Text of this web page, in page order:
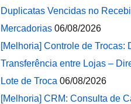
Duplicatas Vencidas no
Mercadorias 06/08/2026
[Melhoria] Controle de Trocas:
Transferência entre Lojas –
Lote de Troca 06/08/2026
[Melhoria] CRM: Consulta de